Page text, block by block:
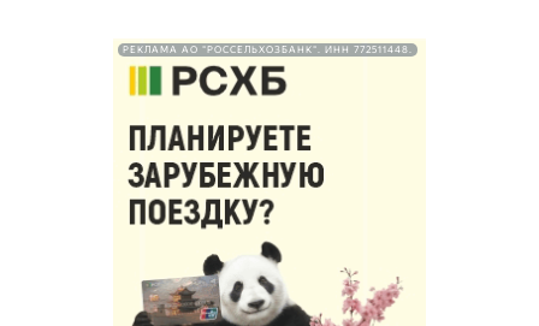
РЕКЛАМА АО "РОССЕЛЬХОЗБАНК". ИНН 772511448.